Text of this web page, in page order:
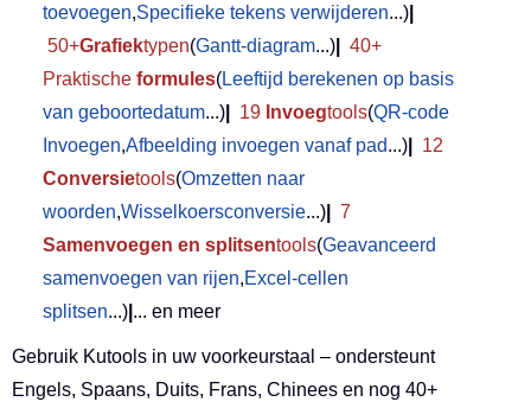
toevoegen,Specifieke tekens verwijderen...)
50+Grafiektypen(Gantt-diagram...)
40+
Praktische formules(Leeftijd berekenen op basis
van geboortedatum...) 19 Invoegtools(QR-code
Invoegen,Afbeelding invoegen vanaf pad...)
12
Conversietools(Omzetten naar
woorden,Wisselkoersconversie...)
7
Samenvoegen en splitsentools(Geavanceerd
samenvoegen van rijen,Excel-cellen
splitsen...) ... en meer
Gebruik Kutools in uw voorkeurstaal – ondersteunt
Engels, Spaans, Duits, Frans, Chinees en nog 40+